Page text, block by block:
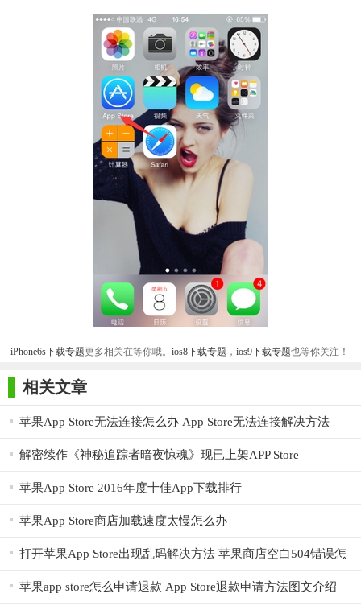
iPhone6s下载专题更多相关在等你哦。 ios8下载专题 ， ios9下载专题也等你关注！
相关文章
苹果App Store无法连接怎么办 App Store无法连接解决方法
解密续作《神秘追踪者暗夜惊魂》现已上架APP Store
苹果App Store 2016年度十佳App下载排行
苹果App Store商店加载速度太慢怎么办
打开苹果App Store出现乱码解决方法 苹果商店空白504错误怎
苹果app store怎么申请退款 App Store退款申请方法图文介绍